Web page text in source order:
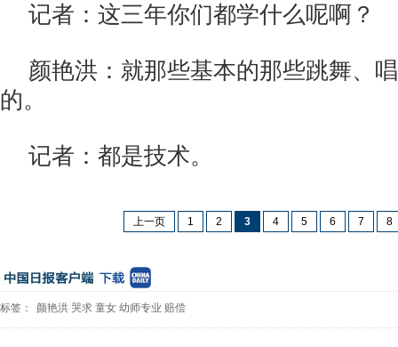
记者：这三年你们都学什么呢啊？
颜艳洪：就那些基本的那些跳舞、
的。
记者：都是技术。
上一页 1 2 3 4 5 6 7 8
标签： 颜艳洪 哭求 童女 幼师专业 赔偿